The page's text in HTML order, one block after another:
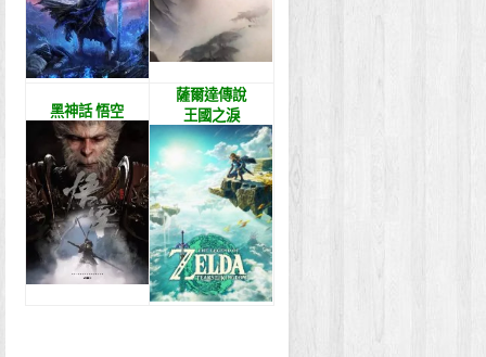
黑神話 悟空
薩爾達傳說
王國之淚